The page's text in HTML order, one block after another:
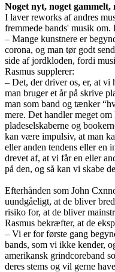
Noget nyt, noget
I laver reworks af andres
fremmede bands' musik
– Mange kunstnere er
corona, og man tør godt
side af jordkloden, fordi
Rasmus supplerer:
– Det, der driver os, er, at vi
man bruger et år på skrive
man som band og tænker
mere. Det handler meget
pladeselskaberne og
kan være impulsiv, at man
eller anden tendens eller en
drevet af, at vi får en eller
på den, og så kan vi skabe
Efterhånden som John
uundgåeligt, at de bliver
risiko for, at de bliver
Rasmus bekræfter, at de
– Vi er for første gang
bands, som vi ikke kender,
amerikansk grindcoreband
deres stems og vil gerne